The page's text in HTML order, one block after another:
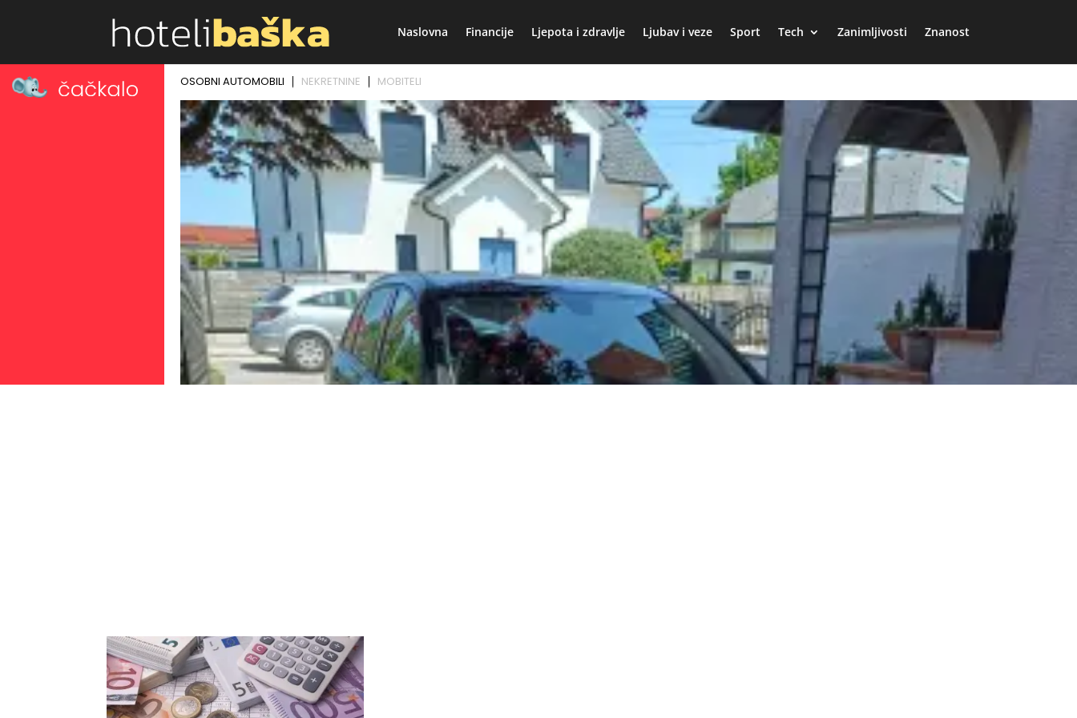
Naslovna Financije Ljepota i zdravlje Ljubav i veze Sport Tech Zanimljivosti Znanost